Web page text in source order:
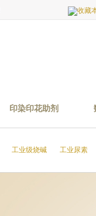
印染印花助剂
工业级烧碱 工业尿素